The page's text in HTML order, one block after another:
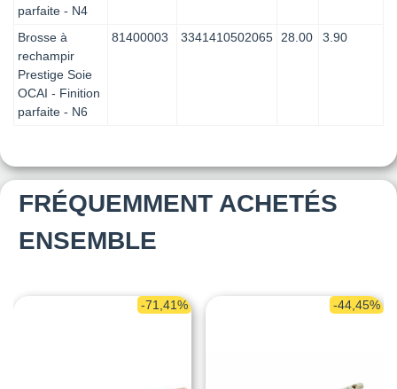
parfaite - N4
Brosse à
rechampir
Prestige Soie
OCAI - Finition
parfaite - N6
81400003 3341410502065 28.00 3.90
FRÉQUEMMENT ACHETÉS
ENSEMBLE
-71,41% -44,45%